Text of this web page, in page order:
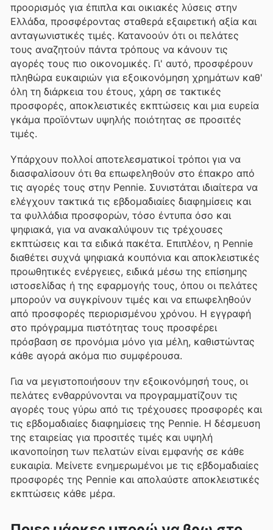
προορισμός για έπιπλα και οικιακές λύσεις στην
Ελλάδα, προσφέροντας σταθερά εξαιρετική αξία και
ανταγωνιστικές τιμές. Κατανοούν ότι οι πελάτες
τους αναζητούν πάντα τρόπους να κάνουν τις
αγορές τους πιο οικονομικές. Γι' αυτό, προσφέρουν
πληθώρα ευκαιριών για εξοικονόμηση χρημάτων καθ'
όλη τη διάρκεια του έτους, χάρη σε τακτικές
προσφορές, αποκλειστικές εκπτώσεις και μια ευρεία
γκάμα προϊόντων υψηλής ποιότητας σε προσιτές
τιμές.
Υπάρχουν πολλοί αποτελεσματικοί τρόποι για να
διασφαλίσουν ότι θα επωφεληθούν στο έπακρο από
τις αγορές τους στην Pennie. Συνιστάται ιδιαίτερα να
ελέγχουν τακτικά τις εβδομαδιαίες διαφημίσεις και
τα φυλλάδια προσφορών, τόσο έντυπα όσο και
ψηφιακά, για να ανακαλύψουν τις τρέχουσες
εκπτώσεις και τα ειδικά πακέτα. Επιπλέον, η Pennie
διαθέτει συχνά ψηφιακά κουπόνια και αποκλειστικές
προωθητικές ενέργειες, ειδικά μέσω της επίσημης
ιστοσελίδας ή της εφαρμογής τους, όπου οι πελάτες
μπορούν να συγκρίνουν τιμές και να επωφεληθούν
από προσφορές περιορισμένου χρόνου. Η εγγραφή
στο πρόγραμμα πιστότητας τους προσφέρει
πρόσβαση σε προνόμια μόνο για μέλη, καθιστώντας
κάθε αγορά ακόμα πιο συμφέρουσα.
Για να μεγιστοποιήσουν την εξοικονόμησή τους, οι
πελάτες ενθαρρύνονται να προγραμματίζουν τις
αγορές τους γύρω από τις τρέχουσες προσφορές και
τις εβδομαδιαίες διαφημίσεις της Pennie. Η δέσμευση
της εταιρείας για προσιτές τιμές και υψηλή
ικανοποίηση των πελατών είναι εμφανής σε κάθε
ευκαιρία. Μείνετε ενημερωμένοι με τις εβδομαδιαίες
προσφορές της Pennie και απολαύστε αποκλειστικές
εκπτώσεις κάθε μέρα.